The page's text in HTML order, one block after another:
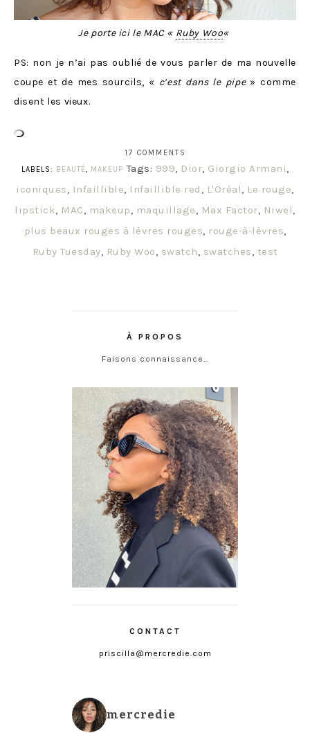
Je porte ici le MAC « Ruby Woo«
PS: non je n’ai pas oublié de vous parler de ma nouvelle
coupe et de mes sourcils, « c’est dans le pipe» comme
disent les vieux.
17 COMMENTS
LABELS: BEAUTÉ, MAKEUP Tags: 999, Dior, Giorgio Armani,
iconiques, Infaillible, Infaillible red , L'Oréal, Le rouge,
lipstick, MAC, makeup, maquillage, Max Factor, Niwel,
plus beaux rouges à lèvres rouges, rouge-à-lèvres,
Ruby Tuesday, Ruby Woo, swatch, swatches, test
À PROPOS
Faisons connaissance…
CONTACT
priscilla@mercredie.com
mercredie